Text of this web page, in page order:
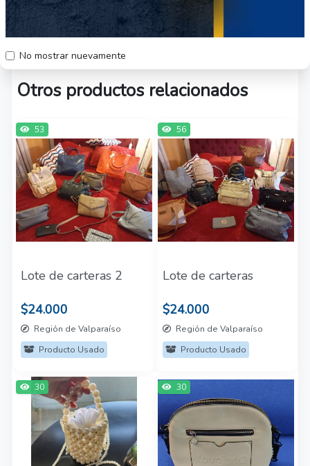
No mostrar nuevamente
Ver todo
Otros productos relacionados
53
Lote de carteras 2
$24.000
Región de Valparaíso
Producto Usado
56
Lote de carteras
$24.000
Región de Valparaíso
Producto Usado
30 30